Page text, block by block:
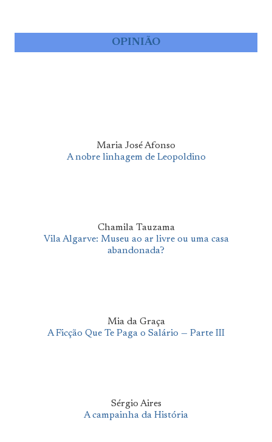
OPINIÃO
Maria José Afonso
A nobre linhagem de Leopoldino
Chamila Tauzama
Vila Algarve: Museu ao ar livre ou uma casa
abandonada?
Mia da Graça
A Ficção Que Te Paga o Salário — Parte III
Sérgio Aires
A campainha da História